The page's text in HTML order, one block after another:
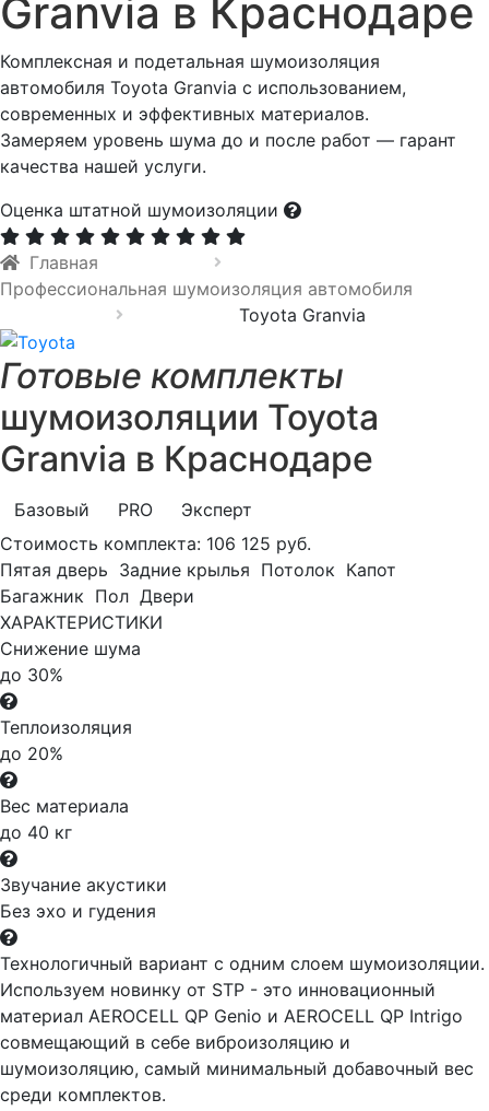
Granvia в Краснодаре
Комплексная и подетальная шумоизоляция
автомобиля Toyota Granvia с использованием,
современных и эффективных материалов.
Замеряем уровень шума до и после работ — гарант
качества нашей услуги.
Оценка штатной шумоизоляции
Главная
Профессиональная шумоизоляция автомобиля
Toyota Granvia
Готовые комплекты
шумоизоляции Toyota
Granvia в Краснодаре
Базовый PRO
Эксперт
Стоимость комплекта: 106 125 руб.
Пятая дверь Задние крылья Потолок Капот
Багажник Пол Двери
ХАРАКТЕРИСТИКИ
Снижение шума
до 30%
Теплоизоляция
до 20%
Вес материала
до 40 кг
Звучание акустики
Без эхо и гудения
Технологичный вариант с одним слоем шумоизоляции.
Используем новинку от STP - это инновационный
материал AEROCELL QP Genio и AEROCELL QP Intrigo
совмещающий в себе виброизоляцию и
шумоизоляцию, самый минимальный добавочный вес
среди комплектов.